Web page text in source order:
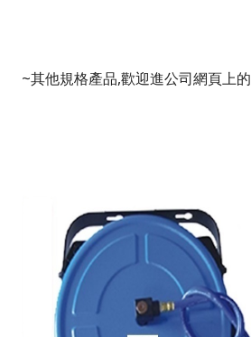
~其他規格產品,歡迎進公司網頁上的